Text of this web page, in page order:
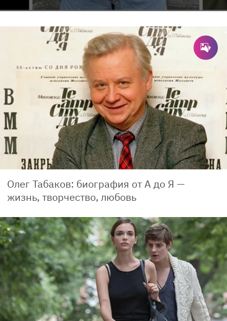
Олег Табаков: биография от А до Я —
жизнь, творчество, любовь